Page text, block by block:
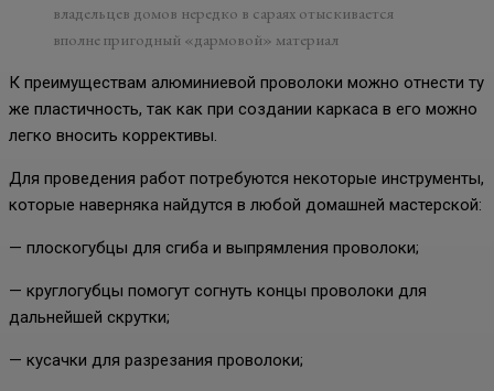
владельцев домов нередко в сараях отыскивается
вполне пригодный «дармовой» материал
К преимуществам алюминиевой проволоки можно отнести ту
же пластичность, так как при создании каркаса в его можно
легко вносить коррективы.
Для проведения работ потребуются некоторые инструменты,
которые наверняка найдутся в любой домашней мастерской:
— плоскогубцы для сгиба и выпрямления проволоки;
— круглогубцы помогут согнуть концы проволоки для
дальнейшей скрутки;
— кусачки для разрезания проволоки;